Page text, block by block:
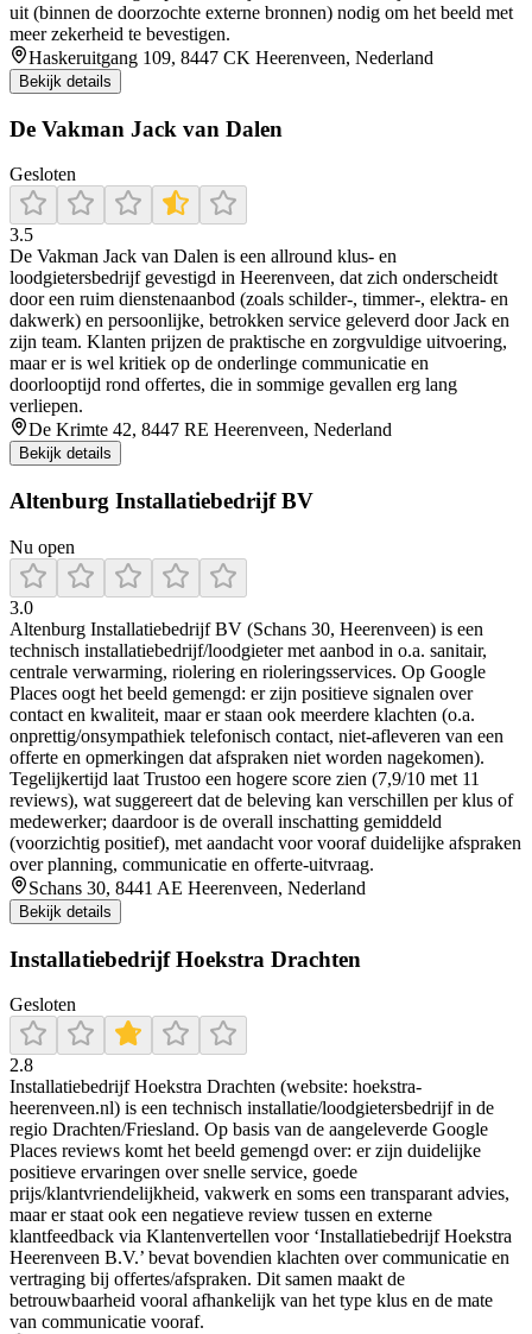
uit (binnen de doorzochte externe bronnen) nodig om het beeld met
meer zekerheid te bevestigen.
Haskeruitgang 109, 8447 CK Heerenveen, Nederland
Bekijk details
De Vakman Jack van Dalen
Gesloten
3.5
De Vakman Jack van Dalen is een allround klus- en
loodgietersbedrijf gevestigd in Heerenveen, dat zich onderscheidt
door een ruim dienstenaanbod (zoals schilder-, timmer-, elektra- en
dakwerk) en persoonlijke, betrokken service geleverd door Jack en
zijn team. Klanten prijzen de praktische en zorgvuldige uitvoering,
maar er is wel kritiek op de onderlinge communicatie en
doorlooptijd rond offertes, die in sommige gevallen erg lang
verliepen.
De Krimte 42, 8447 RE Heerenveen, Nederland
Bekijk details
Altenburg Installatiebedrijf BV
Nu open
3.0
Altenburg Installatiebedrijf BV (Schans 30, Heerenveen) is een
technisch installatiebedrijf/loodgieter met aanbod in o.a. sanitair,
centrale verwarming, riolering en rioleringsservices. Op Google
Places oogt het beeld gemengd: er zijn positieve signalen over
contact en kwaliteit, maar er staan ook meerdere klachten (o.a.
onprettig/onsympathiek telefonisch contact, niet-afleveren van een
offerte en opmerkingen dat afspraken niet worden nagekomen).
Tegelijkertijd laat Trustoo een hogere score zien (7,9/10 met 11
reviews), wat suggereert dat de beleving kan verschillen per klus of
medewerker; daardoor is de overall inschatting gemiddeld
(voorzichtig positief), met aandacht voor vooraf duidelijke afspraken
over planning, communicatie en offerte-uitvraag.
Schans 30, 8441 AE Heerenveen, Nederland
Bekijk details
Installatiebedrijf Hoekstra Drachten
Gesloten
2.8
Installatiebedrijf Hoekstra Drachten (website: hoekstra-
heerenveen.nl) is een technisch installatie/loodgietersbedrijf in de
regio Drachten/Friesland. Op basis van de aangeleverde Google
Places reviews komt het beeld gemengd over: er zijn duidelijke
positieve ervaringen over snelle service, goede
prijs/klantvriendelijkheid, vakwerk en soms een transparant advies,
maar er staat ook een negatieve review tussen en externe
klantfeedback via Klantenvertellen voor ‘Installatiebedrijf Hoekstra
Heerenveen B.V.’ bevat bovendien klachten over communicatie en
vertraging bij offertes/afspraken. Dit samen maakt de
betrouwbaarheid vooral afhankelijk van het type klus en de mate
van communicatie vooraf.